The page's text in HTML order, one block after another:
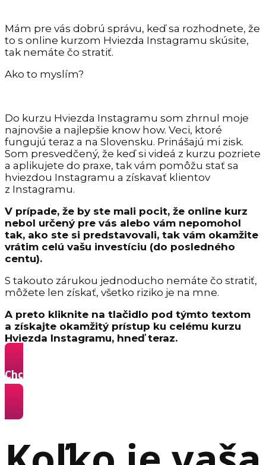
Mám pre vás dobrú správu, keď sa rozhodnete, že
to s online kurzom Hviezda Instagramu skúsite,
tak nemáte čo stratiť.
Ako to myslím?
Do kurzu Hviezda Instagramu som zhrnul moje
najnovšie a najlepšie know how. Veci, ktoré
fungujú teraz a na Slovensku. Prinášajú mi zisk.
Som presvedčený, že keď si videá z kurzu pozriete
a aplikujete do praxe, tak vám pomôžu stať sa
hviezdou Instagramu a získavať klientov
z Instagramu.
V prípade, že by ste mali pocit, že online kurz
nebol určený pre vás alebo vám nepomohol
tak, ako ste si predstavovali, tak vám okamžite
vrátim celú vašu investíciu (do posledného
centu).
S takouto zárukou jednoducho nemáte čo stratiť,
môžete len získať, všetko riziko je na mne.
A preto kliknite na tlačidlo pod týmto textom
a získajte okamžitý prístup ku celému kurzu
Hviezda Instagramu, hneď teraz.
Chcem sa stať Hviezdou Instagramu a získavať
z neho klientov »